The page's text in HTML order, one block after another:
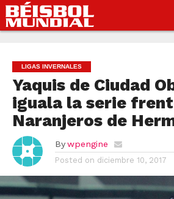
LIGAS INVERNALES
Yaquis de Ciudad
iguala la serie
Naranjeros de
By wpengine
Posted on diciembre 10, 2017